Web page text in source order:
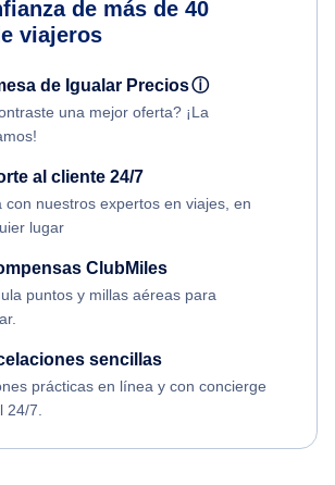
de más de 40
viajeros
de Igualar Preciosⓘ
una mejor oferta? ¡La
al cliente 24/7
con nuestros expertos en viajes, en
lugar
ClubMiles
puntos y millas aéreas para
sencillas
prácticas en línea y con concierge
24/7.